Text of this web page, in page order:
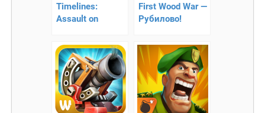
Timelines:
Assault on
стратегия
First Wood War —
Рубилово!